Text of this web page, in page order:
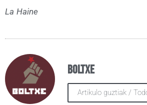
La Hai­ne
Boltxe
Artikulo guztiak /